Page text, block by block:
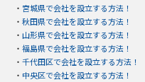
・ 宮城県で会社を設立する方法！
・ 秋田県で会社を設立する方法！
・ 山形県で会社を設立する方法！
・ 福島県で会社を設立する方法！
・ 千代田区で会社を設立する方法！
・ 中央区で会社を設立する方法！